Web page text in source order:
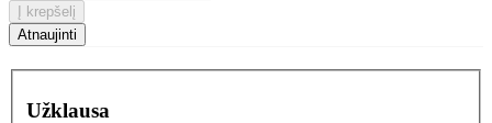
Į krepšelį
Užklausa